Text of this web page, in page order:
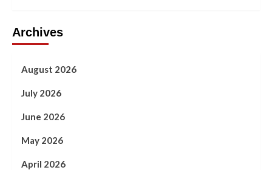
Archives
August 2026
July 2026
June 2026
May 2026
April 2026